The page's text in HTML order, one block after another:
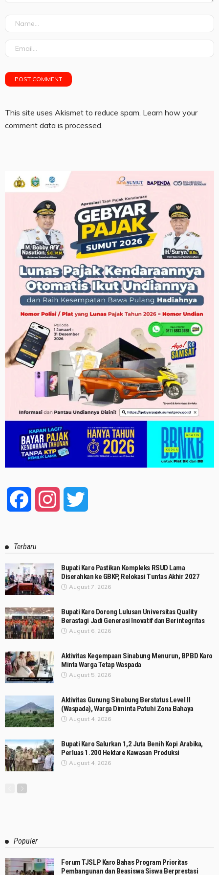
This site uses Akismet to reduce spam. Learn how your
comment data is processed.
Facebook Instagram
Terbaru
Bupati Karo Pastikan Kompleks RSUD Lama
Diserahkan ke GBKP, Relokasi Tuntas Akhir 2027
August 7, 2026
Bupati Karo Dorong Lulusan Universitas Quality
Berastagi Jadi Generasi Inovatif dan Berintegritas
August 6, 2026
Aktivitas Kegempaan Sinabung Menurun, BPBD Karo
Minta Warga Tetap Waspada
August 5, 2026
Aktivitas Gunung Sinabung Berstatus Level II
(Waspada), Warga Diminta Patuhi Zona Bahaya
August 4, 2026
Bupati Karo Salurkan 1,2 Juta Benih Kopi Arabika,
Perluas 1.200 Hektare Kawasan Produksi
August 4, 2026
Populer
Forum TJSLP Karo Bahas Program Prioritas
Pembangunan dan Beasiswa Siswa Berprestasi